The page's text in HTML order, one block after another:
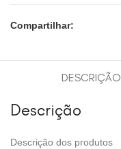
Compartilhar:
DESCRIÇÃO
Descrição
Descrição dos produtos